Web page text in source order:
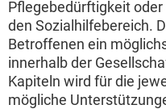
Pflegebedürftigkeit
den Sozialhilfebereich.
Betroffenen ein
innerhalb der
Kapiteln wird für die
mögliche